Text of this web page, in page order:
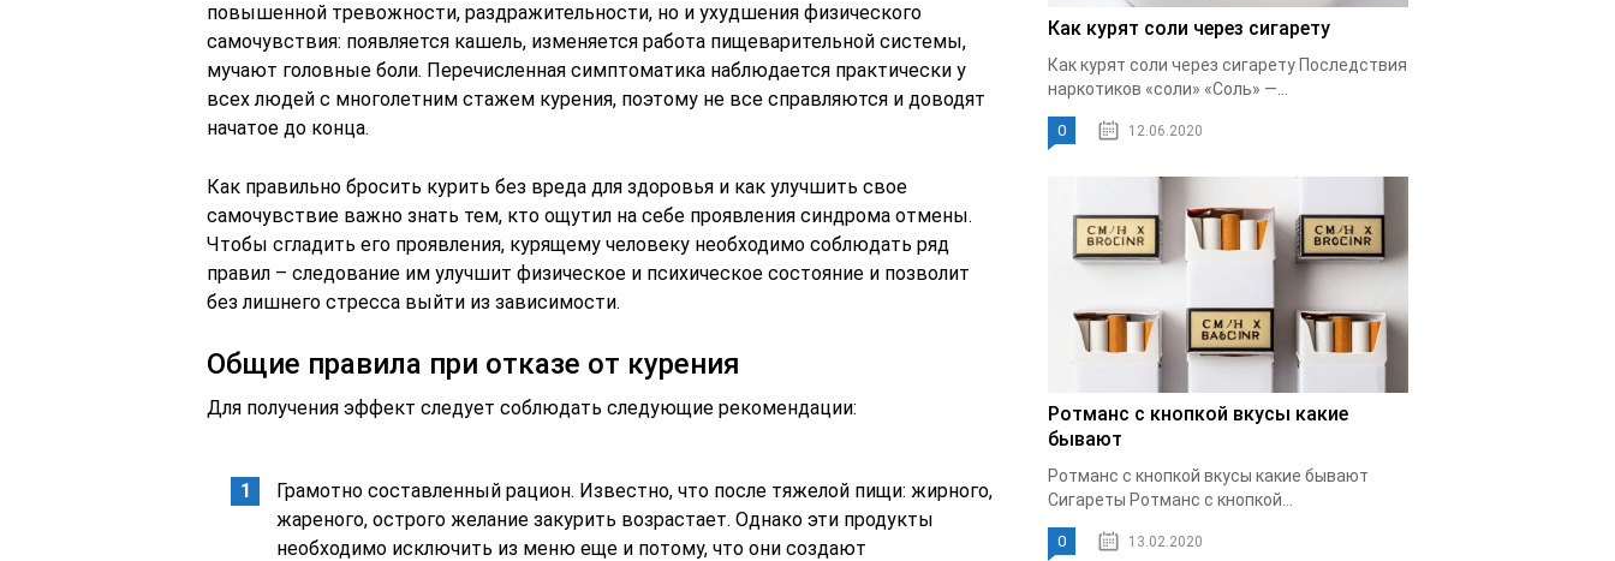
повышенной тревожности, раздражительности, но и ухудшения физического
самочувствия: появляется кашель, изменяется работа пищеварительной системы,
мучают головные боли. Перечисленная симптоматика наблюдается практически у
всех людей с многолетним стажем курения, поэтому не все справляются и доводят
начатое до конца.
Как правильно бросить курить без вреда для здоровья и как улучшить свое
самочувствие важно знать тем, кто ощутил на себе проявления синдрома отмены.
Чтобы сгладить его проявления, курящему человеку необходимо соблюдать ряд
правил – следование им улучшит физическое и психическое состояние и позволит
без лишнего стресса выйти из зависимости.
Общие правила при отказе от курения
Для получения эффект следует соблюдать следующие рекомендации:
Грамотно составленный рацион. Известно, что после тяжелой пищи: жирного,
жареного, острого желание закурить возрастает. Однако эти продукты
необходимо исключить из меню еще и потому, что они создают
Как курят соли через сигарету
Как курят соли через сигарету Последствия
наркотиков «соли» «Соль» —...
0 12.06.2020
Ротманс с кнопкой вкусы какие
бывают
Ротманс с кнопкой вкусы какие бывают
Сигареты Ротманс с кнопкой...
0 13.02.2020